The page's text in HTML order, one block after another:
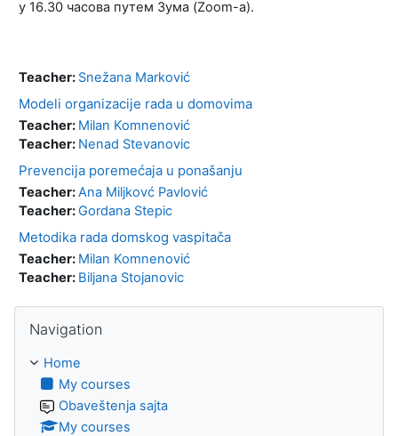
у 16.30 часова путем Зума (Zoom-a).
Teacher: Snežana Marković
Modeli organizacije rada u domovima
Teacher: Milan Komnenović
Teacher: Nenad Stevanovic
Prevencija poremećaja u ponašanju
Teacher:Ana Miljkovć Pavlović
Teacher:Gordana Stepic
Metodika rada domskog vaspitača
Teacher: Milan Komnenović
Teacher: Biljana Stojanovic
Navigation
Home
My courses
Obaveštenja sajta
My courses